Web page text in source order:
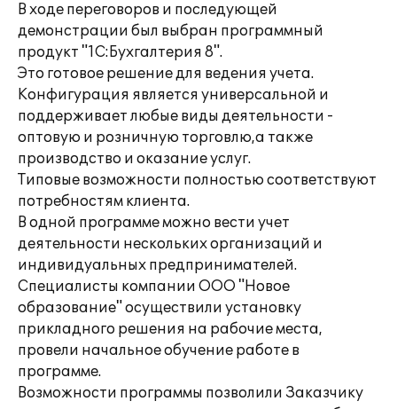
В ходе переговоров и последующей
демонстрации был выбран программный
продукт "1С:Бухгалтерия 8".
Это готовое решение для ведения учета.
Конфигурация является универсальной и
поддерживает любые виды деятельности -
оптовую и розничную торговлю,а также
производство и оказание услуг.
Типовые возможности полностью соответствуют
потребностям клиента.
В одной программе можно вести учет
деятельности нескольких организаций и
индивидуальных предпринимателей.
Специалисты компании OOO "Новое
образование" осуществили установку
прикладного решения на рабочие места,
провели начальное обучение работе в
программе.
Возможности программы позволили Заказчику